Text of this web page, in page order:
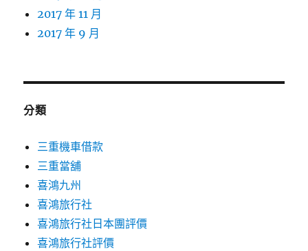
2017 年 11 月
2017 年 9 月
分類
三重機車借款
三重當舖
喜鴻九州
喜鴻旅行社
喜鴻旅行社日本團評價
喜鴻旅行社評價